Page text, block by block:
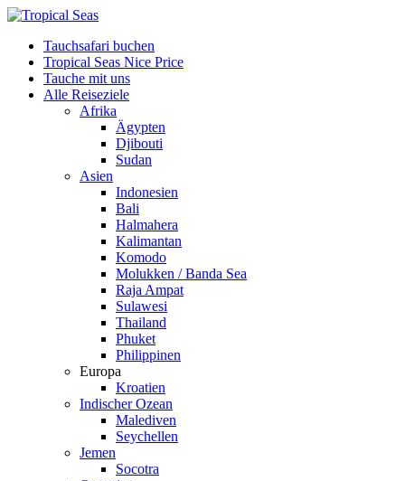
Tauchsafari buchen
Tropical Seas Nice Price
Tauche mit uns
Alle Reiseziele
Afrika
Ägypten
Djibouti
Sudan
Asien
Indonesien
Bali
Halmahera
Kalimantan
Komodo
Molukken / Banda Sea
Raja Ampat
Sulawesi
Thailand
Phuket
Philippinen
Europa
Kroatien
Indischer Ozean
Malediven
Seychellen
Jemen
Socotra